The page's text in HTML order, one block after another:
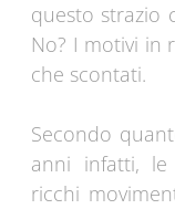
questo strazio
No? I motivi in
che scontati.
Secondo
anni infatti, le
ricchi